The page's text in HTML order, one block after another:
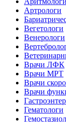
Артрологи
Вегетологи
Венерологи
Врачи ЛФК
Врачи МРТ
Врачи
Врачи
Гематологи